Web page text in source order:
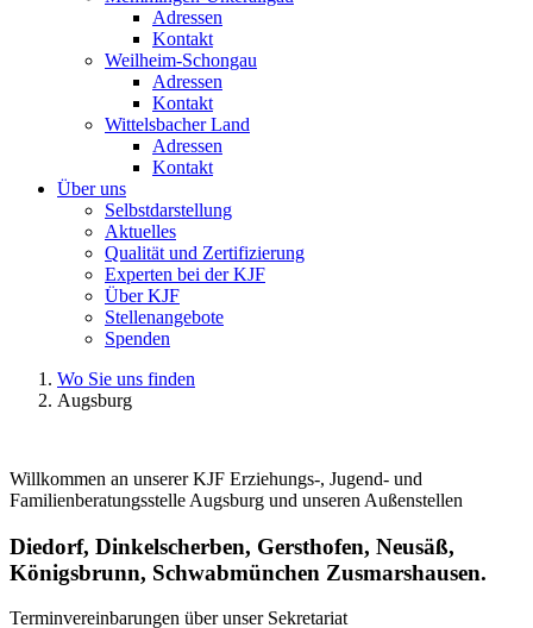
Adressen
Kontakt
Weilheim-Schongau
Adressen
Kontakt
Wittelsbacher Land
Adressen
Kontakt
Über uns
Selbstdarstellung
Aktuelles
Qualität und Zertifizierung
Experten bei der KJF
Über KJF
Stellenangebote
Spenden
Wo Sie uns finden
Augsburg
Willkommen an unserer KJF Erziehungs-, Jugend- und
Familienberatungsstelle Augsburg und unseren Außenstellen
Diedorf, Dinkelscherben, Gersthofen, Neusäß,
Königsbrunn, Schwabmünchen Zusmarshausen.
Terminvereinbarungen über unser Sekretariat